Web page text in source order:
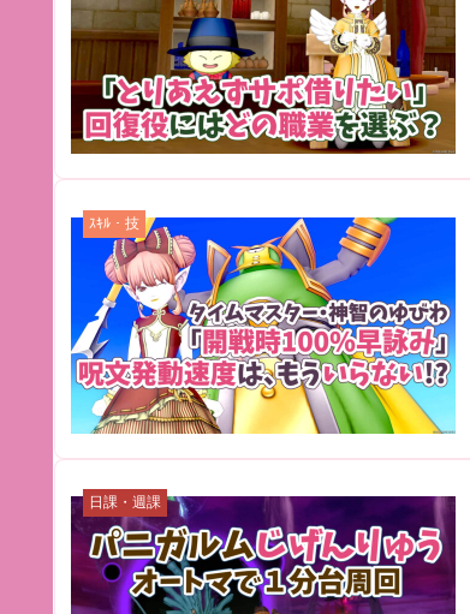
ｽｷﾙ・技
日課・週課